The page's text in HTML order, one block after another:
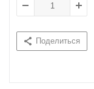
Поделиться